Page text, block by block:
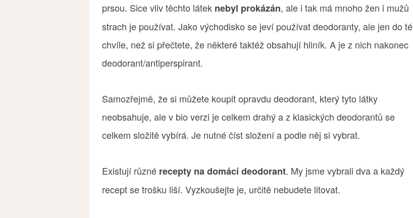
prsou. Sice vliv těchto látek nebyl prokázán, ale i tak má mnoho žen i mužů
strach je používat. Jako východisko se jeví používat deodoranty, ale jen do té
chvíle, než si přečtete, že některé taktéž obsahují hliník. A je z nich nakonec
deodorant/antiperspirant.
Samozřejmě, že si můžete koupit opravdu deodorant, který tyto látky
neobsahuje, ale v bio verzi je celkem drahý a z klasických deodorantů se
celkem složitě vybírá. Je nutné číst složení a podle něj si vybrat.
Existují různé recepty na domácí deodorant. My jsme vybrali dva a každý
recept se trošku liší. Vyzkoušejte je, určitě nebudete litovat.